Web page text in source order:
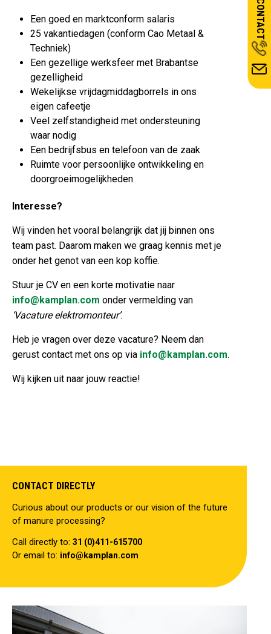
Een goed en marktconform salaris
25 vakantiedagen (conform Cao Metaal &
Techniek)
Een gezellige werksfeer met Brabantse
gezelligheid
Wekelijkse vrijdagmiddagborrels in ons
eigen cafeetje
Veel zelfstandigheid met ondersteuning
waar nodig
Een bedrijfsbus en telefoon van de zaak
Ruimte voor persoonlijke ontwikkeling en
doorgroeimogelijkheden
Interesse?
Wij vinden het vooral belangrijk dat jij binnen ons
team past. Daarom maken we graag kennis met je
onder het genot van een kop koffie.
Stuur je CV en een korte motivatie naar
info@kamplan.com onder vermelding van
‘Vacature elektromonteur’.
Heb je vragen over deze vacature? Neem dan
gerust contact met ons op via info@kamplan.com.
Wij kijken uit naar jouw reactie!
CONTACT DIRECTLY
Curious about our products or our vision of the future
of manure processing?
Call directly to: 31 (0)411-615700
Or email to: info@kamplan.com
CONTACT